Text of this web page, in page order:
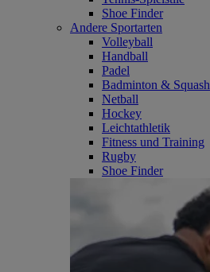
Shoe Finder
Andere Sportarten
Volleyball
Handball
Padel
Badminton & Squash
Netball
Hockey
Leichtathletik
Fitness und Training
Rugby
Shoe Finder